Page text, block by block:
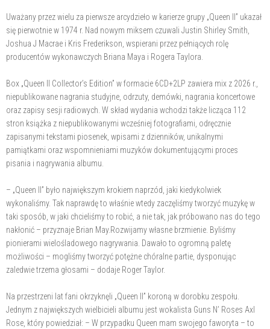
Uważany przez wielu za pierwsze arcydzieło w karierze grupy „Queen II” ukazał
się pierwotnie w 1974 r. Nad nowym miksem czuwali Justin Shirley Smith,
Joshua J Macrae i Kris Frederikson, wspierani przez pełniących rolę
producentów wykonawczych Briana Maya i Rogera Taylora.
Box „Queen II Collector’s Edition” w formacie 6CD+2LP zawiera mix z 2026 r.,
niepublikowane nagrania studyjne, odrzuty, demówki, nagrania koncertowe
oraz zapisy sesji radiowych. W skład wydania wchodzi także licząca 112
stron książka z niepublikowanymi wcześniej fotografiami, odręcznie
zapisanymi tekstami piosenek, wpisami z dzienników, unikalnymi
pamiątkami oraz wspomnieniami muzyków dokumentującymi proces
pisania i nagrywania albumu.
– „Queen II” było największym krokiem naprzód, jaki kiedykolwiek
wykonaliśmy. Tak naprawdę to właśnie wtedy zaczęliśmy tworzyć muzykę w
taki sposób, w jaki chcieliśmy to robić, a nie tak, jak próbowano nas do tego
nakłonić – przyznaje Brian May.Rozwijamy własne brzmienie. Byliśmy
pionierami wielośladowego nagrywania. Dawało to ogromną paletę
możliwości – mogliśmy tworzyć potężne chóralne partie, dysponując
zaledwie trzema głosami – dodaje Roger Taylor.
Na przestrzeni lat fani okrzyknęli „Queen II” koroną w dorobku zespołu.
Jednym z największych wielbicieli albumu jest wokalista Guns N’ Roses Axl
Rose, który powiedział: – W przypadku Queen mam swojego faworyta – to